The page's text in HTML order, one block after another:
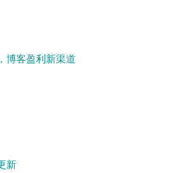
博客盈利新渠道
新